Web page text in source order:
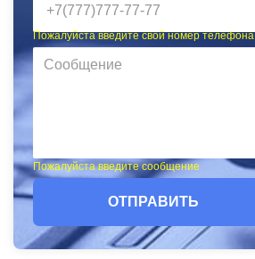
Пожалуйста введите свой номер телефона
Пожалуйста введите сообщение
ОТПРАВИТЬ